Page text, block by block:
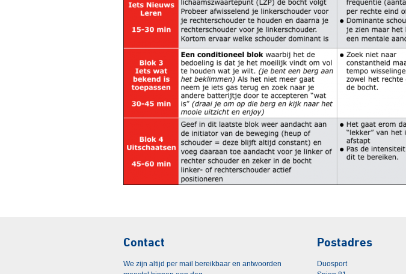
Contact
We zijn altijd per mail bereikbaar en antwoorden
Postadres
Duosport